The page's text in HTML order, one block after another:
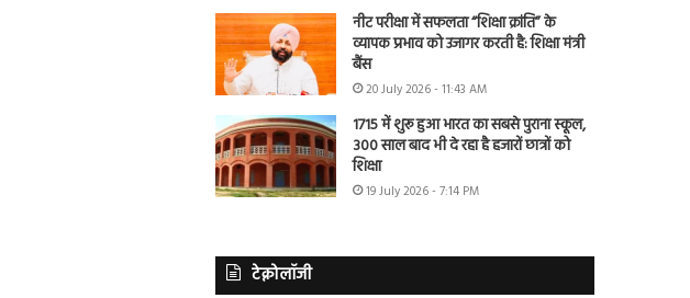
नीट परीक्षा में सफलता “शिक्षा क्रांति” के
व्यापक प्रभाव को उजागर करती है: शिक्षा मंत्री
बैंस
20 July 2026 - 11:43 AM
1715 में शुरू हुआ भारत का सबसे पुराना स्कूल,
300 साल बाद भी दे रहा है हजारों छात्रों को
शिक्षा
19 July 2026 - 7:14 PM
टेक्नोलॉजी